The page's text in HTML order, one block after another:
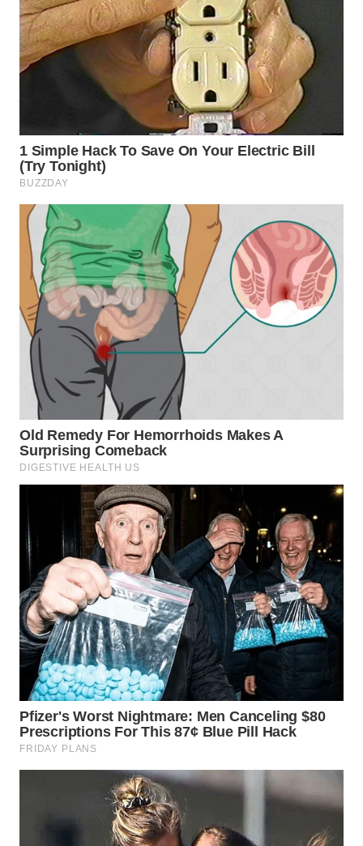
BINJAI
WN
INDRAMAYU
WN
WN
MAJALENGKA
WN
SUBANG
SUKABUMI
WN
PURWAKARTA
WN
PRIANGAN
WN
SEMARANG
WN
SOLO
WN
BOROBUDUR
WN
MADURA
SURABAYA